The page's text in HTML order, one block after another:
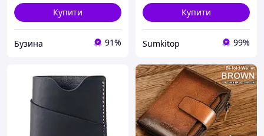
Купити
Бузина 91%
Купити
Sumkitop 99%